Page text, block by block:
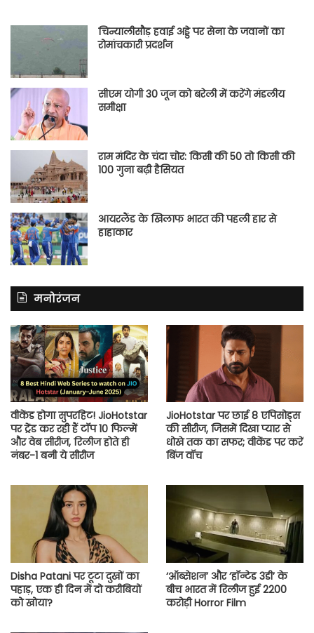
चिन्यालीसौड़ हवाई अड्डे पर सेना के जवानों का
रोमांचकारी प्रदर्शन
सीएम योगी 30 जून को बरेली में करेंगे मंडलीय
समीक्षा
राम मंदिर के चंदा चोर: किसी की 50 तो किसी की
100 गुना बढ़ी हैसियत
आयरलैंड के खिलाफ भारत की पहली हार से
हाहाकार
मनोरंजन
वीकेंड होगा सुपरहिट! JioHotstar
पर ट्रेंड कर रही हैं टॉप 10 फिल्में
और वेब सीरीज, रिलीज होते ही
नंबर-1 बनी ये सीरीज
JioHotstar पर छाई 8 एपिसोड्स
की सीरीज, जिसमें दिखा प्यार से
धोखे तक का सफर; वीकेंड पर करें
बिंज वॉच
Disha Patani पर टूटा दुखों का
पहाड़, एक ही दिन में दो करीबियों
को खोया?
‘ऑब्सेशन’ और ‘हॉन्टेड 3डी’ के
बीच भारत में रिलीज हुई 2200
करोड़ी Horror Film